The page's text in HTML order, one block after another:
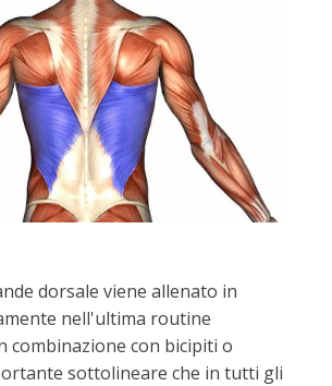
dorsale viene allenato in
nell'ultima routine
combinazione con bicipiti o
sottolineare che in tutti gli